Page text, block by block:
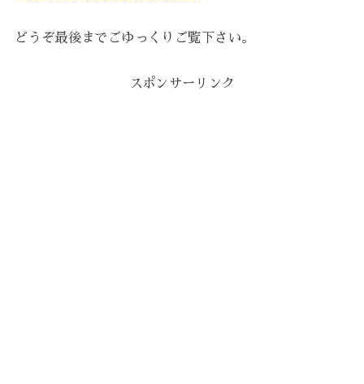
どうぞ最後までごゆっくりご覧下さい。
スポンサーリンク